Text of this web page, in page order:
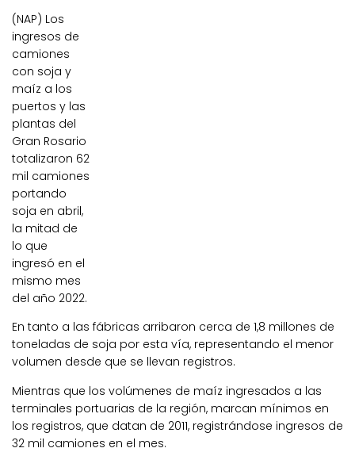
(NAP) Los
ingresos de
camiones
con soja y
maíz a los
puertos y las
plantas del
Gran Rosario
totalizaron 62
mil camiones
portando
soja en abril,
la mitad de
lo que
ingresó en el
mismo mes
del año 2022.
En tanto a las fábricas arribaron cerca de 1,8 millones de
toneladas de soja por esta vía, representando el menor
volumen desde que se llevan registros.
Mientras que los volúmenes de maíz ingresados a las
terminales portuarias de la región, marcan mínimos en
los registros, que datan de 2011, registrándose ingresos de
32 mil camiones en el mes.